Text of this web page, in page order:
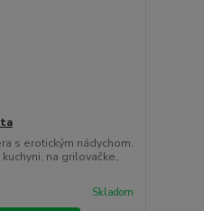
s erotickým nádychom.
na grilovačke,
Skladom